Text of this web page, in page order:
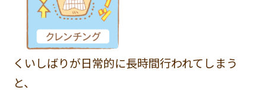
くいしばりが日常的に長時間行われてしまう
と、